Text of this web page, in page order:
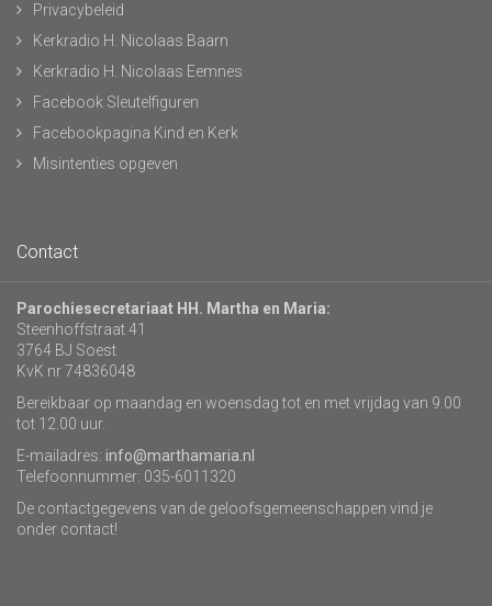
Privacybeleid
Kerkradio H. Nicolaas Baarn
Kerkradio H. Nicolaas Eemnes
Facebook Sleutelfiguren
Facebookpagina Kind en Kerk
Misintenties opgeven
Contact
Parochiesecretariaat HH. Martha en Maria:
Steenhoffstraat 41
3764 BJ Soest
KvK nr 74836048
Bereikbaar op maandag en woensdag tot en met vrijdag van 9.00
tot 12.00 uur.
E-mailadres: info@marthamaria.nl
Telefoonnummer: 035-6011320
De contactgegevens van de geloofsgemeenschappen vind je
onder contact!